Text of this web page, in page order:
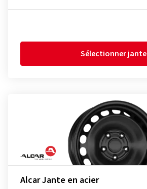
Sélectionner jante
Alcar Jante en acier